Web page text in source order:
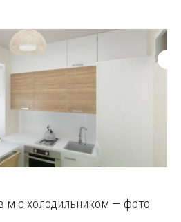
м с холодильником — фото